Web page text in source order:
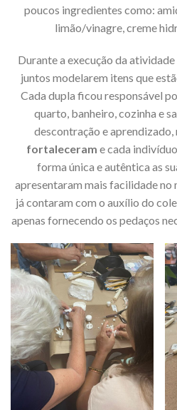
poucos ingredientes como:
limão/vinagre, creme
Durante a execução da
juntos modelarem itens que
Cada dupla ficou responsável
quarto, banheiro, cozinha e
descontração e aprendizado,
fortaleceram e cada
forma única e autêntica as
apresentaram mais facilidade no
já contaram com o auxílio do
apenas fornecendo os pedaços